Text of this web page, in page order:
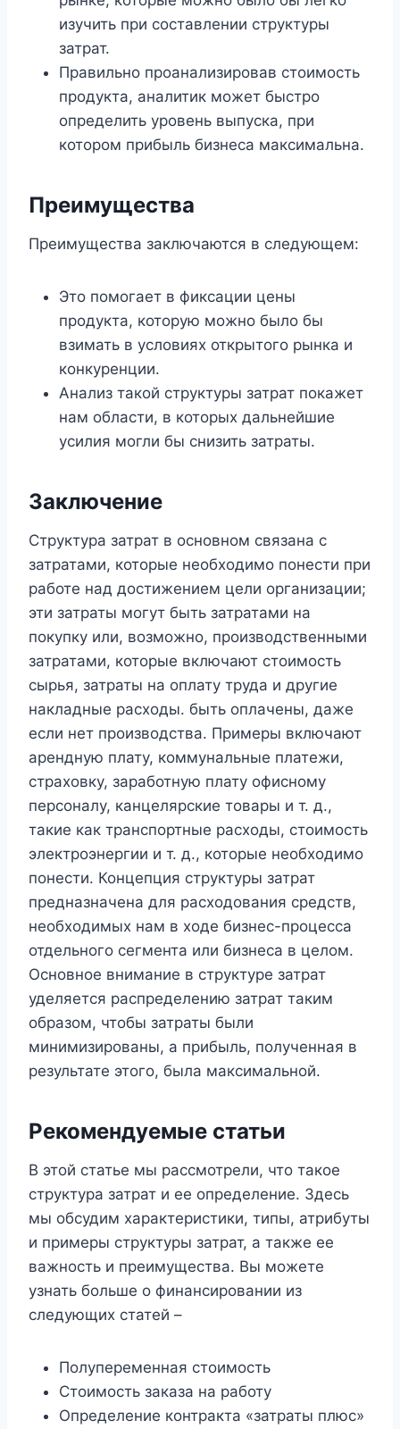
изучить при составлении структуры
затрат.
Правильно проанализировав стоимость
продукта, аналитик может быстро
определить уровень выпуска, при
котором прибыль бизнеса максимальна.
Преимущества
Преимущества заключаются в следующем:
Это помогает в фиксации цены
продукта, которую можно было бы
взимать в условиях открытого рынка и
конкуренции.
Анализ такой структуры затрат покажет
нам области, в которых дальнейшие
усилия могли бы снизить затраты.
Заключение
Структура затрат в основном связана с
затратами, которые необходимо понести при
работе над достижением цели организации;
эти затраты могут быть затратами на
покупку или, возможно, производственными
затратами, которые включают стоимость
сырья, затраты на оплату труда и другие
накладные расходы. быть оплачены, даже
если нет производства. Примеры включают
арендную плату, коммунальные платежи,
страховку, заработную плату офисному
персоналу, канцелярские товары и т. д.,
такие как транспортные расходы, стоимость
электроэнергии и т. д., которые необходимо
понести. Концепция структуры затрат
предназначена для расходования средств,
необходимых нам в ходе бизнес-процесса
отдельного сегмента или бизнеса в целом.
Основное внимание в структуре затрат
уделяется распределению затрат таким
образом, чтобы затраты были
минимизированы, а прибыль, полученная в
результате этого, была максимальной.
Рекомендуемые статьи
В этой статье мы рассмотрели, что такое
структура затрат и ее определение. Здесь
мы обсудим характеристики, типы, атрибуты
и примеры структуры затрат, а также ее
важность и преимущества. Вы можете
узнать больше о финансировании из
следующих статей –
Полупеременная стоимость
Стоимость заказа на работу
Определение контракта «затраты плюс»